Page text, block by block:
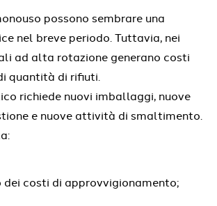
possono sembrare una
nel breve periodo. Tuttavia, nei
ad alta rotazione generano costi
quantità di rifiuti.
richiede nuovi imballaggi, nuove
e nuove attività di smaltimento.
dei costi di approvvigionamento;